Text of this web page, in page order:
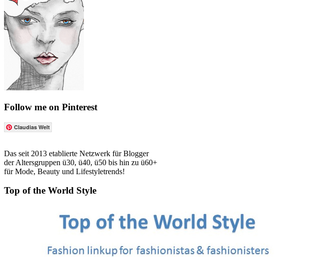
Follow me on Pinterest
Claudias Welt
Das seit 2013 etablierte Netzwerk für Blogger
der Altersgruppen ü30, ü40, ü50 bis hin zu ü60+
für Mode, Beauty und Lifestyletrends!
Top of the World Style